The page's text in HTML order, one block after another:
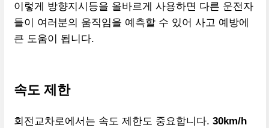
이렇게 방향지시등을 올바르게 사용하면 다른 운전자
들이 여러분의 움직임을 예측할 수 있어 사고 예방에
큰 도움이 됩니다.
속도 제한
회전교차로에서는 속도 제한도 중요합니다. 30km/h